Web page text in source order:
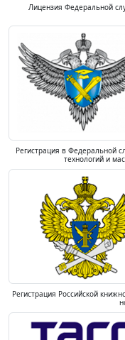
Лицензия Федеральной
Регистрация в Федеральной
технологий и
Регистрация Российской